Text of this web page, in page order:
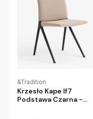
&Tradition
Krzesło Kape If7
Podstawa Czarna -